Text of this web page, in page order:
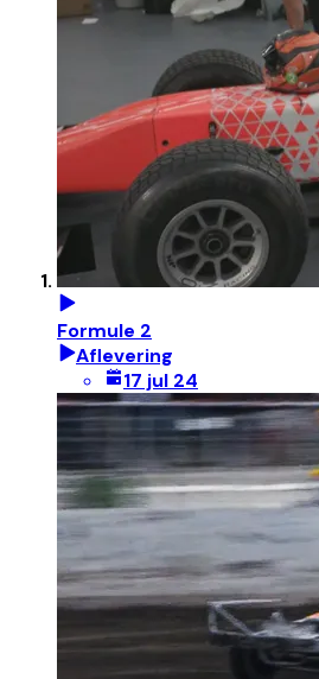
Formule 2
Aflevering
17 jul 24